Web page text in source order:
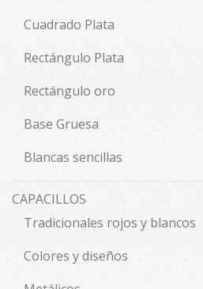
Cuadrado Plata
Rectángulo Plata
Rectángulo oro
Base Gruesa
Blancas sencillas
CAPACILLOS
Tradicionales rojos y blancos
Colores y diseños